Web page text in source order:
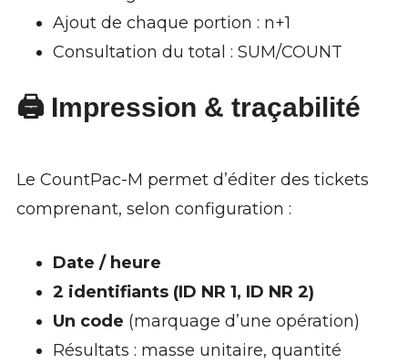
Ajout de chaque portion : n+1
Consultation du total : SUM/COUNT
🖨️ Impression & traçabilité
Le CountPac-M permet d’éditer des tickets
comprenant, selon configuration :
Date / heure
2 identifiants (ID NR 1, ID NR 2)
Un code (marquage d’une opération)
Résultats : masse unitaire, quantité